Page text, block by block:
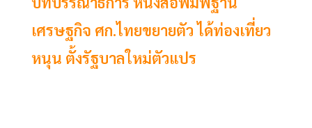
เศรษฐกิจ ศก.ไทยขยายตัว ได้ท่องเที่ยว
หนุน ตั้งรัฐบาลใหม่ตัวแปร